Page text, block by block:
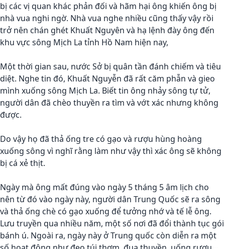
bị các vị quan khác phản đối và hãm hại ông khiến ông bị
nhà vua nghi ngờ. Nhà vua nghe nhiều cũng thấy vậy rồi
trở nên chán ghét Khuất Nguyên và hạ lệnh đày ông đến
khu vực sông Mịch La tỉnh Hồ Nam hiện nay,
Một thời gian sau, nước Sở bị quân tần đánh chiếm và tiêu
diệt. Nghe tin đó, Khuất Nguyễn đã rất căm phẫn và gieo
mình xuống sông Mịch La. Biết tin ông nhảy sông tự tử,
người dân đã chèo thuyền ra tìm và vớt xác nhưng không
được.
Do vậy họ đã thả ống tre có gạo và rượu hùng hoàng
xuống sông vì nghĩ rằng làm như vậy thì xác ông sẽ không
bị cá xẻ thịt.
Ngày mà ông mất đúng vào ngày 5 tháng 5 âm lịch cho
nên từ đó vào ngày này, người dân Trung Quốc sẽ ra sông
và thả ống chè có gạo xuống để tưởng nhớ và tế lễ ông.
Lưu truyền qua nhiều năm, một số nơi đã đổi thành tục gói
bánh ú. Ngoài ra, ngày này ở Trung quốc còn diễn ra một